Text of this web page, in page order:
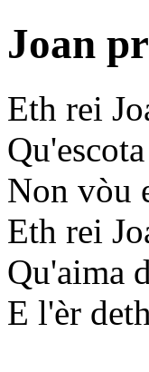
Joan
Eth rei
Non vòu
Eth rei
Qu'aima
E l'èr